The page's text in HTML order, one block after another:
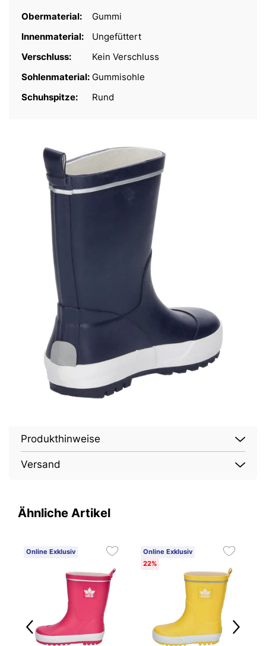
Obermaterial:
Gummi
Innenmaterial:
Ungefüttert
Verschluss:
Kein Verschluss
Sohlenmaterial: Gummisohle
Schuhspitze:
Rund
Produkthinweise
Versand
Ähnliche Artikel
Online Exklusiv
Online Exklusiv
22%